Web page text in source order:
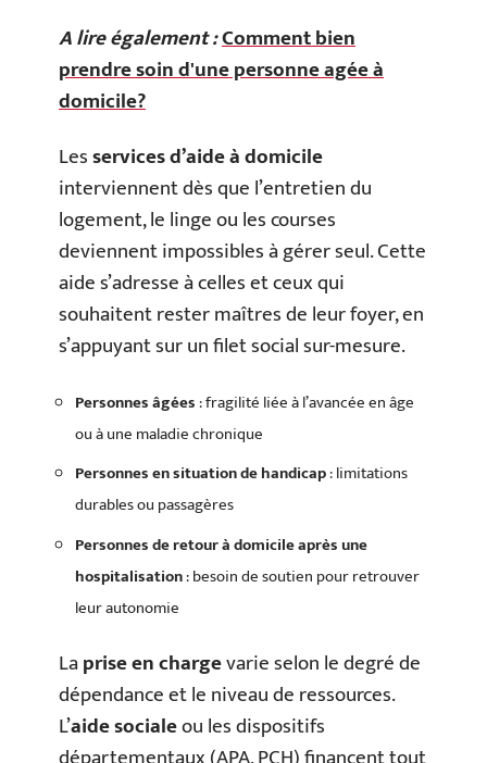
A lire également :Comment bien
prendre soin d'une personne agée à
domicile?
Lesservices d’aide à domicile
interviennent dès que l’entretien du
logement, le linge ou les courses
deviennent impossibles à gérer seul. Cette
aide s’adresse à celles et ceux qui
souhaitent rester maîtres de leur foyer, en
s’appuyant sur un filet social sur-mesure.
Personnes âgées: fragilité liée à l’avancée en âge
ou à une maladie chronique
Personnes en situation de handicap: limitations
durables ou passagères
Personnes de retour à domicile après une
hospitalisation: besoin de soutien pour retrouver
leur autonomie
Laprise en chargevarie selon le degré de
dépendance et le niveau de ressources.
L’aide socialeou les dispositifs